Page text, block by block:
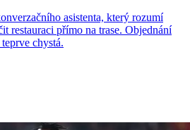
asistenta, který rozumí
restauraci přímo na trase. Objednání
chystá.